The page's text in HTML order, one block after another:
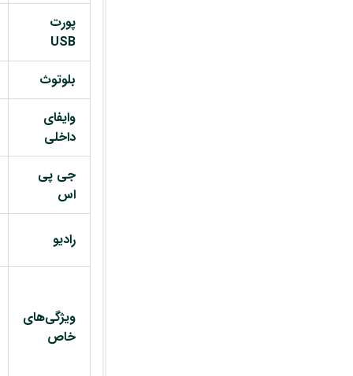
پورت
USB
بلوتوث
وایفای
داخلی
جی پی
اس
رادیو
ویژگی‌های
خاص